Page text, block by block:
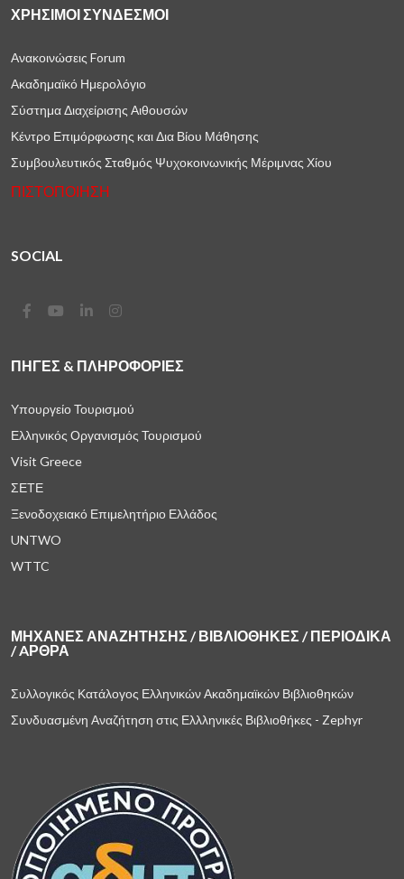
ΧΡΗΣΙΜΟΙ ΣΥΝΔΕΣΜΟΙ
Ανακοινώσεις Forum
Ακαδημαϊκό Ημερολόγιο
Σύστημα Διαχείρισης Αιθουσών
Κέντρο Επιμόρφωσης και Δια Βίου Μάθησης
Συμβουλευτικός Σταθμός Ψυχοκοινωνικής Μέριμνας Χίου
ΠΙΣΤΟΠΟΙΗΣΗ
SOCIAL
ΠΗΓΈΣ & ΠΛΗΡΟΦΟΡΊΕΣ
Υπουργείο Τουρισμού
Ελληνικός Οργανισμός Τουρισμού
Visit Greece
ΣΕΤΕ
Ξενοδοχειακό Επιμελητήριο Ελλάδος
UNTWO
WTTC
ΜΗΧΑΝΈΣ ΑΝΑΖΉΤΗΣΗΣ / ΒΙΒΛΙΟΘΉΚΕΣ / ΠΕΡΙΟΔΙΚΆ
/ AΡΘΡΑ
Συλλογικός Κατάλογος Ελληνικών Ακαδημαϊκών Βιβλιοθηκών
Συνδυασμένη Αναζήτηση στις Ελλληνικές Βιβλιοθήκες - Zephyr